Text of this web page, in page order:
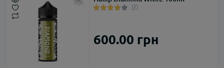
600.00 грн